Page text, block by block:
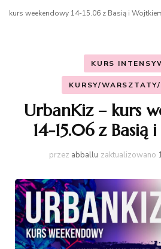
kurs weekendowy 14-15.06 z Basią i
KURS
KURSY/
UrbanKiz – kurs
14-15.06 z
przez abballu zaktualizowano